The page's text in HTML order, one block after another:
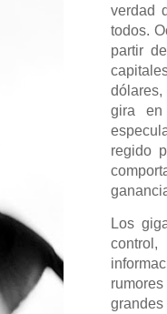
verdad
todos.
partir
gira
regido
Los